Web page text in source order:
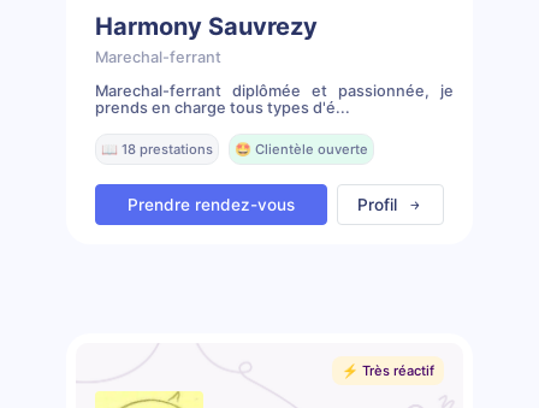
Harmony Sauvrezy
Marechal-ferrant
Marechal-ferrant diplômée et passionnée, je
prends en charge tous types d'é...
📖 18 prestations 🤩 Clientèle ouverte
Prendre rendez-vous Profil
⚡️ Très réactif